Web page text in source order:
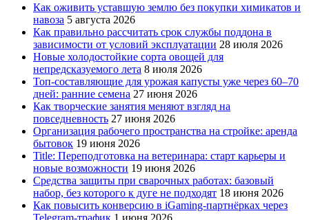
Как оживить уставшую землю без покупки химикатов и
навоза 5 августа 2026
Как правильно рассчитать срок службы поддона в
зависимости от условий эксплуатации 28 июля 2026
Новые холодостойкие сорта овощей для
непредсказуемого лета 8 июля 2026
Топ-составляющие для урожая капусты уже через 60–70
дней: ранние семена 27 июня 2026
Как творческие занятия меняют взгляд на
повседневность 27 июня 2026
Организация рабочего пространства на стройке: аренда
бытовок 19 июня 2026
Title: Переподготовка на ветеринара: старт карьеры и
новые возможности 19 июня 2026
Средства защиты при сварочных работах: базовый
набор, без которого к дуге не подходят 18 июня 2026
Как повысить конверсию в iGaming-партнёрках через
Telegram-трафик 1 июня 2026